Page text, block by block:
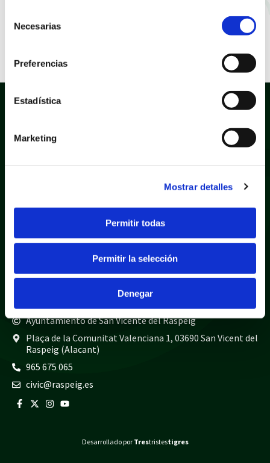
Necesarias
Preferencias
Estadística
Marketing
Mostrar detalles
Permitir todas
Permitir la selección
Denegar
Aviso legal
Ayuntamiento de San Vicente del Raspeig
Plaça de la Comunitat Valenciana 1, 03690 San Vicent del
Raspeig (Alacant)
965 675 065
civic@raspeig.es
Desarrollado por Trestristestigres